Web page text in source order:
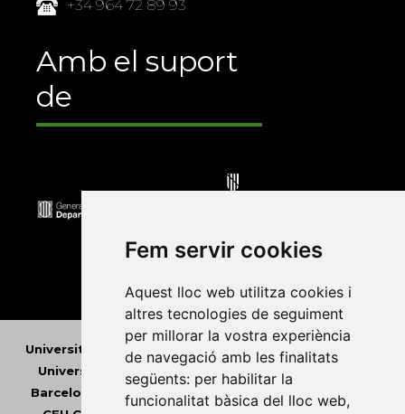
Fem servir cookies
Aquest lloc web utilitza cookies i
altres tecnologies de seguiment
per millorar la vostra experiència
de navegació amb les finalitats
següents: per habilitar la
funcionalitat bàsica del lloc web,
+34 964 72 89 93
Amb el suport
de
Universitat Abat Oliba CEU • Universitat d'Alacant
Universitat d'Andorra
•
Universitat Autònoma de
Barcelona
Universitat de Barcelona•
Universitat